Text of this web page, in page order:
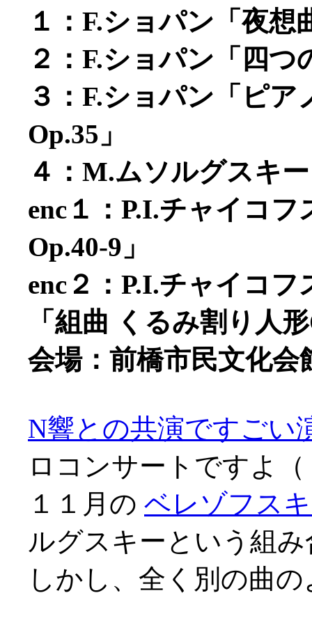
１：F.ショパン「夜想
２：F.ショパン「四つ
３：F.ショパン「ピ
Op.35」
４：M.ムソルグスキ
enc１：P.I.チャイコ
Op.40-9」
enc２：P.I.チャイコ
「組曲 くるみ割り人
会場：前橋市民文化会
N響との共演ですごい
ロコンサートですよ
１１月の ベレゾフス
ルグスキーという組
しかし、全く別の曲